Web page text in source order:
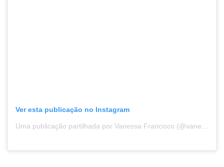
Ver esta publicação no Instagram
Uma publicação partilhada por Vanessa Francisco (@vanessaclfrancisco)